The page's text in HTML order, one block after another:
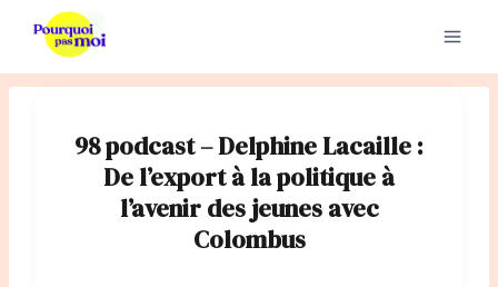
contenu
98 podcast – Delphine Lacaille :
De l’export à la politique à
l’avenir des jeunes avec
Colombus